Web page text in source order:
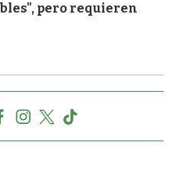
pero requieren